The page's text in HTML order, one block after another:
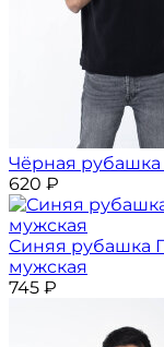
Чёрная
620 ₽
Синяя рубашка
мужская
745 ₽